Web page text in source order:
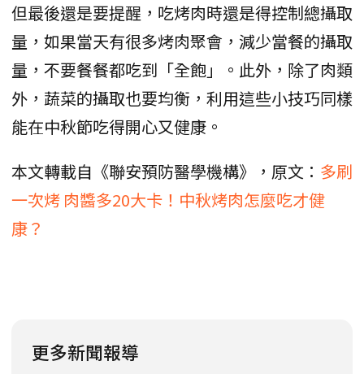
但最後還是要提醒，吃烤肉時還是得控制總攝取
量，如果當天有很多烤肉聚會，減少當餐的攝取
量，不要餐餐都吃到「全飽」。此外，除了肉類
外，蔬菜的攝取也要均衡，利用這些小技巧同樣
能在中秋節吃得開心又健康。
本文轉載自《聯安預防醫學機構》，原文： 多刷
一次烤 肉醬多20大卡！中秋烤肉怎麼吃才健
康？
更多新聞報導